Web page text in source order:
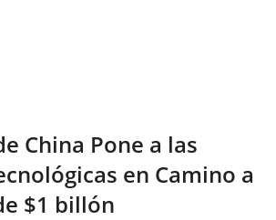
China Pone a las
en Camino a
$1 billón